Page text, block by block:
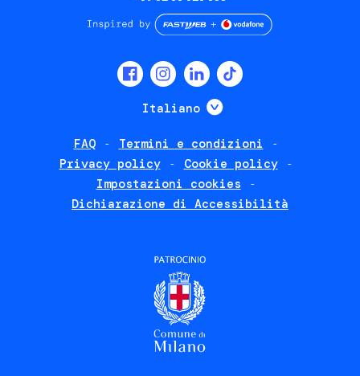
Italiano Mostra ulteriori
FAQ
Termini e condizioni
Privacy policy
Cookie policy
Impostazioni cookies
Dichiarazione di Accessibilità